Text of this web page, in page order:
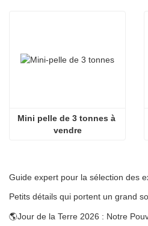
Mini pelle de 3 tonnes à
vendre